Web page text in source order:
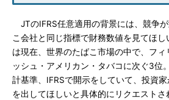
JTのIFRS任意適用の背景には、競争
こ会社と同じ指標で財務数値を見てほ
は現在、世界のたばこ市場の中で、フィ
ッシュ・アメリカン・タバコに次ぐ3位
計基準、IFRSで開示をしていて、投資
を出してほしいと具体的にリクエスト